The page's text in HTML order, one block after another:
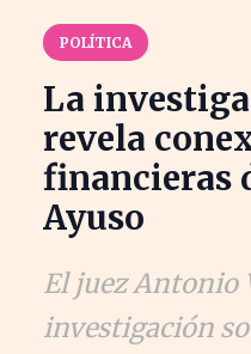
POLÍTICA
La
revela
financieras
Ayuso
El juez Antonio
investigación